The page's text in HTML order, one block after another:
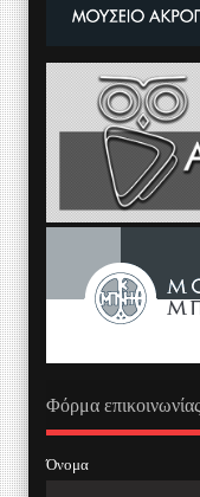
Φόρμα επικοινωνίας
Όνομα